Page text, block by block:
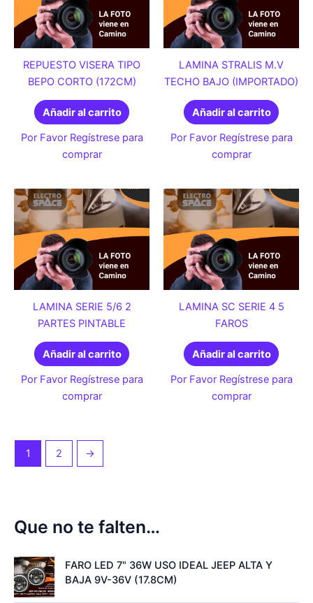
REPUESTO VISERA TIPO
BEPO CORTO (172CM)
Añadir al carrito
Por Favor Regístrese para
comprar
LAMINA STRALIS M.V
TECHO BAJO (IMPORTADO)
Añadir al carrito
Por Favor Regístrese para
comprar
LAMINA SERIE 5/6 2
PARTES PINTABLE
Añadir al carrito
Por Favor Regístrese para
comprar
LAMINA SC SERIE 4 5
FAROS
Añadir al carrito
Por Favor Regístrese para
comprar
1 2 →
Que no te falten…
FARO LED 7" 36W USO IDEAL JEEP ALTA Y
BAJA 9V-36V (17.8CM)